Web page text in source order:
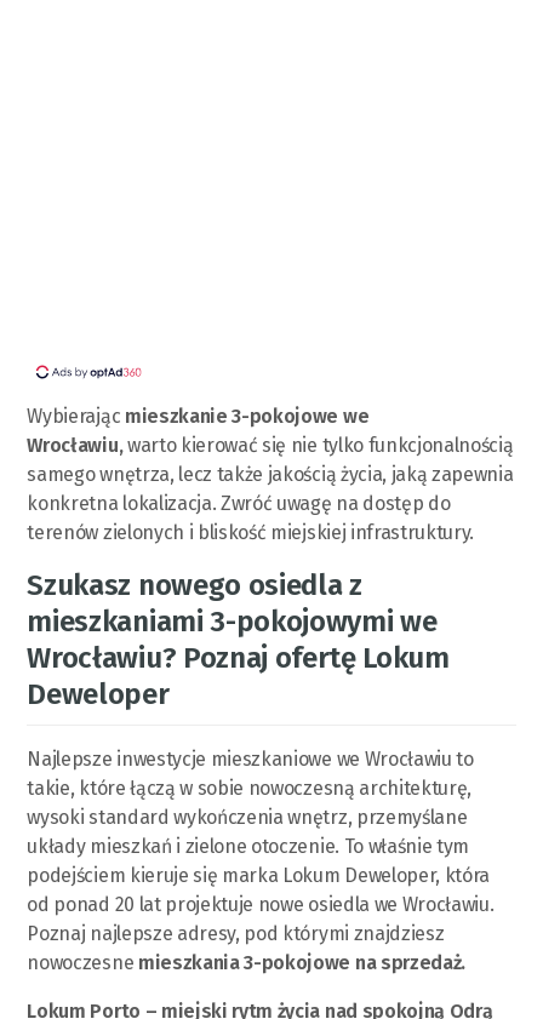
Wybierając mieszkanie 3-pokojowe we
Wrocławiu, warto kierować się nie tylko funkcjonalnością
samego wnętrza, lecz także jakością życia, jaką zapewnia
konkretna lokalizacja. Zwróć uwagę na dostęp do
terenów zielonych i bliskość miejskiej infrastruktury.
Szukasz nowego osiedla z
mieszkaniami 3-pokojowymi we
Wrocławiu? Poznaj ofertę Lokum
Deweloper
Najlepsze inwestycje mieszkaniowe we Wrocławiu to
takie, które łączą w sobie nowoczesną architekturę,
wysoki standard wykończenia wnętrz, przemyślane
układy mieszkań i zielone otoczenie. To właśnie tym
podejściem kieruje się marka Lokum Deweloper, która
od ponad 20 lat projektuje nowe osiedla we Wrocławiu.
Poznaj najlepsze adresy, pod którymi znajdziesz
nowoczesne mieszkania 3-pokojowe na sprzedaż.
Lokum Porto – miejski rytm życia nad spokojną Odrą